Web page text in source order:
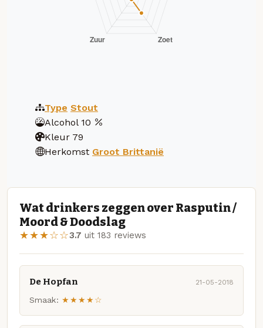
Type Stout
Alcohol 10
Kleur 79
Herkomst Groot Brittanië
Wat drinkers zeggen over Rasputin /
Moord & Doodslag
★★★☆☆3.7 uit 183 reviews
De Hopfan 21-05-2018
Smaak: ★★★★☆